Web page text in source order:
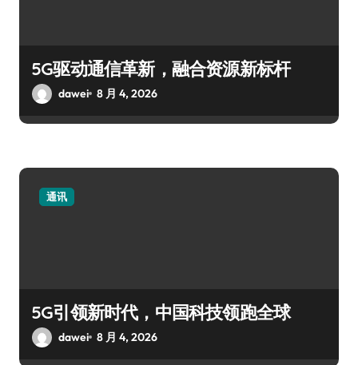
5G驱动通信革新，融合资源新标杆
dawei 8 月 4, 2026
通讯
5G引领新时代，中国科技领跑全球
dawei 8 月 4, 2026